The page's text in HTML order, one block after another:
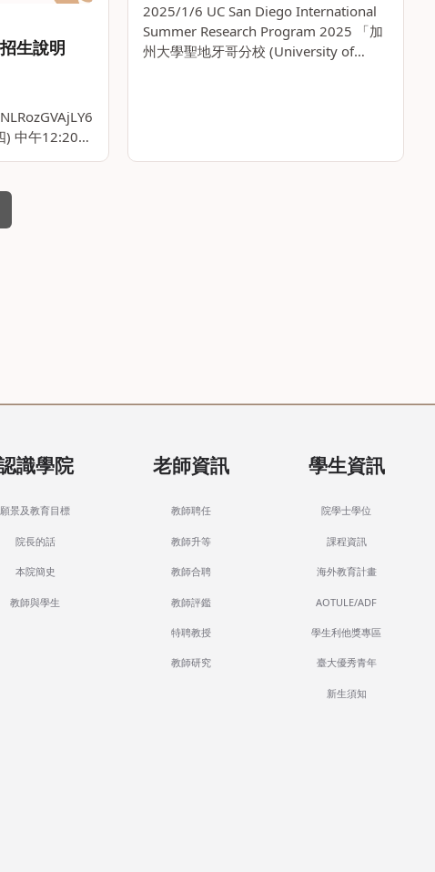
生說明
) 中午12:20至
大樓203國際
2025/1/6 UC San Diego International
Summer Research Program 2025 「加
州大學聖地牙哥分校 (University of
識學院
願景及教育目標
院長的話
本院簡史
教師與學生
老師資訊
教師聘任
教師升等
教師合聘
教師評鑑
特聘教授
教師研究
學生資訊
院學士學位
課程資訊
海外教育計畫
AOTULE/ADF
學生利他獎專區
臺大優秀青年
新生須知